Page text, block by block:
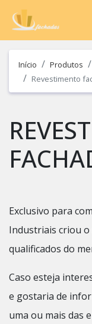
Início Produtos
Revestimento
Exclusivo para
Industriais criou
qualificados do
Caso esteja
e gostaria de
uma ou mais das